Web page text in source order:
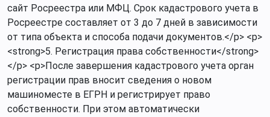
сайт Росреестра или МФЦ. Срок кадастрового учета в
Росреестре составляет от 3 до 7 дней в зависимости
от типа объекта и способа подачи документов.</p> <p>
<strong>5. Регистрация права собственности</strong>
</p> <p>После завершения кадастрового учета орган
регистрации прав вносит сведения о новом
машиноместе в ЕГРН и регистрирует право
собственности. При этом автоматически